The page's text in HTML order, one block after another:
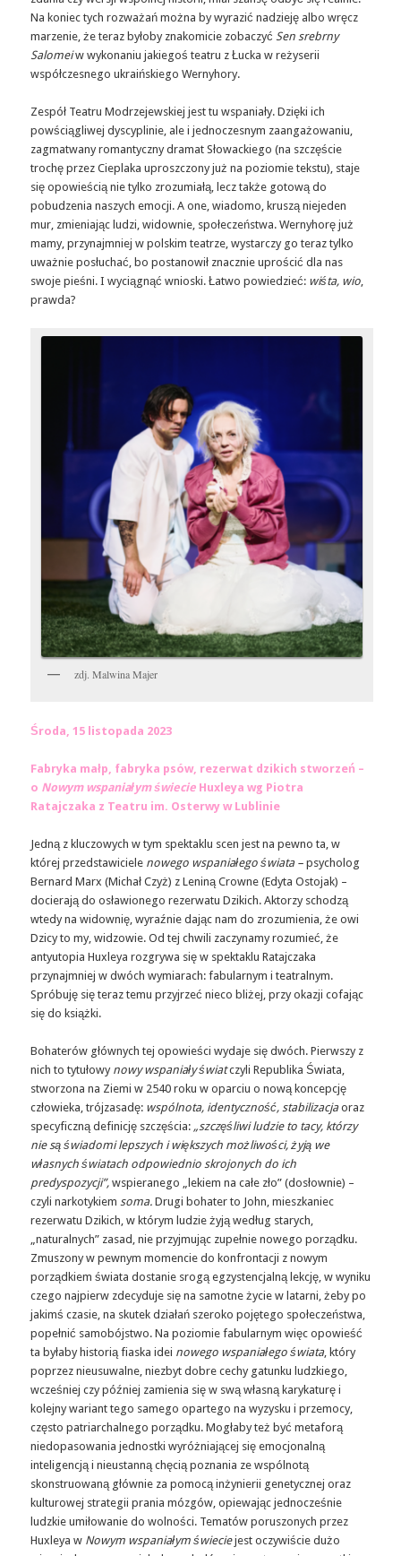
Na koniec tych rozważań można by wyrazić nadzieję albo wręcz
marzenie, że teraz byłoby znakomicie zobaczyć Sen srebrny
Salomeiw wykonaniu jakiegoś teatru z Łucka w reżyserii
współczesnego ukraińskiego Wernyhory.
Zespół Teatru Modrzejewskiej jest tu wspaniały. Dzięki ich
powściągliwej dyscyplinie, ale i jednoczesnym zaangażowaniu,
zagmatwany romantyczny dramat Słowackiego (na szczęście
trochę przez Cieplaka uproszczony już na poziomie tekstu), staje
się opowieścią nie tylko zrozumiałą, lecz także gotową do
pobudzenia naszych emocji. A one, wiadomo, kruszą niejeden
mur, zmieniając ludzi, widownie, społeczeństwa. Wernyhorę już
mamy, przynajmniej w polskim teatrze, wystarczy go teraz tylko
uważnie posłuchać, bo postanowił znacznie uprościć dla nas
swoje pieśni. I wyciągnąć wnioski. Łatwo powiedzieć: wiśta, wio,
prawda?
zdj. Malwina Majer
Środa, 15 listopada 2023
Fabryka małp, fabryka psów, rezerwat dzikich stworzeń –
o Nowym wspaniałym świecie Huxleya wg Piotra
Ratajczaka z Teatru im. Osterwy w Lublinie
Jedną z kluczowych w tym spektaklu scen jest na pewno ta, w
której przedstawiciele nowego wspaniałego świata –psycholog
Bernard Marx (Michał Czyż) z Leniną Crowne (Edyta Ostojak) –
docierają do osławionego rezerwatu Dzikich. Aktorzy schodzą
wtedy na widownię, wyraźnie dając nam do zrozumienia, że owi
Dzicy to my, widzowie. Od tej chwili zaczynamy rozumieć, że
antyutopia Huxleya rozgrywa się w spektaklu Ratajczaka
przynajmniej w dwóch wymiarach: fabularnym i teatralnym.
Spróbuję się teraz temu przyjrzeć nieco bliżej, przy okazji cofając
się do książki.
Bohaterów głównych tej opowieści wydaje się dwóch. Pierwszy z
nich to tytułowy nowy wspaniały światczyli Republika Świata,
stworzona na Ziemi w 2540 roku w oparciu o nową koncepcję
człowieka, trójzasadę: wspólnota, identyczność, stabilizacjaoraz
specyficzną definicję szczęścia: „szczęśliwi ludzie to tacy, którzy
nie są świadomi lepszych i większych możliwości, żyją we
własnych światach odpowiednio skrojonych do ich
predyspozycji”,wspieranego „lekiem na całe zło” (dosłownie) –
czyli narkotykiem soma.Drugi bohater to John, mieszkaniec
rezerwatu Dzikich, w którym ludzie żyją według starych,
„naturalnych” zasad, nie przyjmując zupełnie nowego porządku.
Zmuszony w pewnym momencie do konfrontacji z nowym
porządkiem świata dostanie srogą egzystencjalną lekcję, w wyniku
czego najpierw zdecyduje się na samotne życie w latarni, żeby po
jakimś czasie, na skutek działań szeroko pojętego społeczeństwa,
popełnić samobójstwo. Na poziomie fabularnym więc opowieść
ta byłaby historią fiaska idei nowego wspaniałego świata, który
poprzez nieusuwalne, niezbyt dobre cechy gatunku ludzkiego,
wcześniej czy później zamienia się w swą własną karykaturę i
kolejny wariant tego samego opartego na wyzysku i przemocy,
często patriarchalnego porządku. Mogłaby też być metaforą
niedopasowania jednostki wyróżniającej się emocjonalną
inteligencją i nieustanną chęcią poznania ze wspólnotą
skonstruowaną głównie za pomocą inżynierii genetycznej oraz
kulturowej strategii prania mózgów, opiewając jednocześnie
ludzkie umiłowanie do wolności. Tematów poruszonych przez
Huxleya w Nowym wspaniałym świeciejest oczywiście dużo